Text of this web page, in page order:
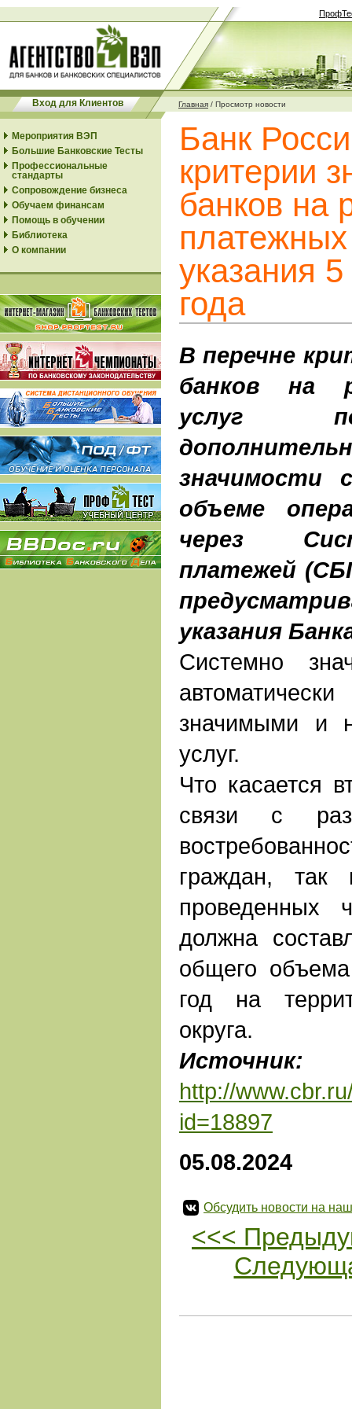
Вход для Клиентов Главная / Просмотр новости
Мероприятия ВЭП
Большие Банковские Тесты
Профессиональные
стандарты
Сопровождение бизнеса
Обучаем финансам
Помощь в обучении
Библиотека
О компании
Банк
критерии
банков на
платежных
указания
года
В перечне
банков на
услуг
значимости
объеме
через
платежей
указания
Системно
значимыми и
услуг.
Что касается
связи с
граждан,
проведенных
должна
общего
год на
округа.
Источник:
http://
id=18897
05.08.2024
Обсудить новости на
<<<